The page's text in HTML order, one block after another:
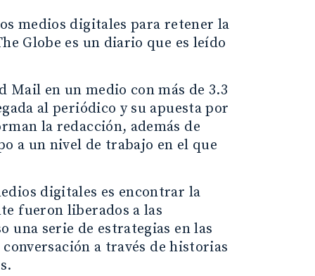
medios digitales para retener la
Globe es un diario que es leído
Mail en un medio con más de 3.3
al periódico y su apuesta por
la redacción, además de
a un nivel de trabajo en el que
digitales es encontrar la
fueron liberados a las
una serie de estrategias en las
a través de historias